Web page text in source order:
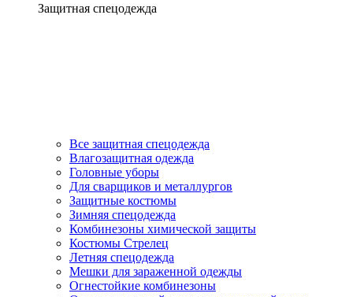
Защитная спецодежда
Все защитная спецодежда
Влагозащитная одежда
Головные уборы
Для сварщиков и металлургов
Защитные костюмы
Зимняя спецодежда
Комбинезоны химической защиты
Костюмы Стрелец
Летняя спецодежда
Мешки для зараженной одежды
Огнестойкие комбинезоны